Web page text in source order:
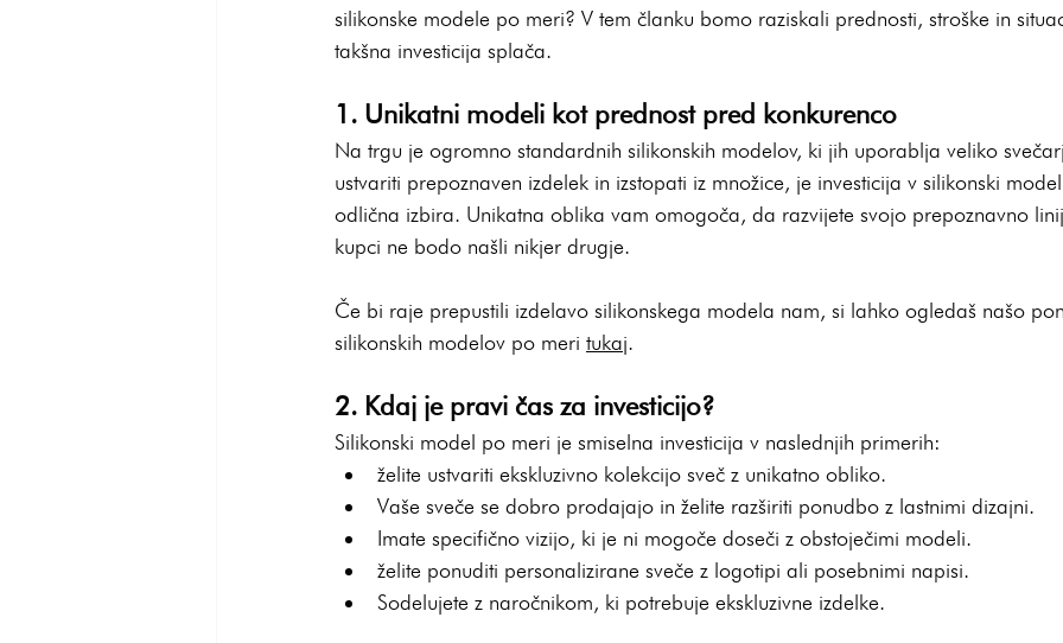
silikonske modele po meri? V tem članku bomo raziskali prednosti, stroške in
takšna investicija splača.
1. Unikatni modeli kot prednost pred konkurenco
Na trgu je ogromno standardnih silikonskih modelov, ki jih uporablja veliko
ustvariti prepoznaven izdelek in izstopati iz množice, je investicija v silikonski
odlična izbira. Unikatna oblika vam omogoča, da razvijete svojo prepoznavno
kupci ne bodo našli nikjer drugje.
Če bi raje prepustili izdelavo silikonskega modela nam, si lahko ogledaš našo
silikonskih modelov po meri tukaj.
2. Kdaj je pravi čas za investicijo?
Silikonski model po meri je smiselna investicija v naslednjih primerih:
želite ustvariti ekskluzivno kolekcijo sveč z unikatno obliko.
Vaše sveče se dobro prodajajo in želite razširiti ponudbo z lastnimi dizajni.
Imate specifično vizijo, ki je ni mogoče doseči z obstoječimi modeli.
želite ponuditi personalizirane sveče z logotipi ali posebnimi napisi.
Sodelujete z naročnikom, ki potrebuje ekskluzivne izdelke.